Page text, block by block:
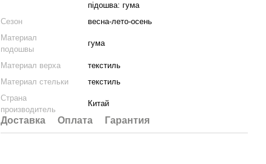
підошва: гума
Сезон
весна-лето-осень
Материал
подошвы
гума
Материал верха
текстиль
Материал стельки
текстиль
Страна
производитель
Китай
Доставка Оплата Гарантия